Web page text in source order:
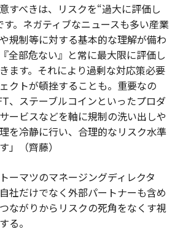
すべきは、リスクを“過大に評価し
。ネガティブなニュースも多い産業
規制等に対する基本的な理解が備わ
全部危ない』と常に最大限に評価し
ます。それにより過剰な対応策必要
クトが頓挫することも。重要なの
、ステーブルコインといったプロダ
ービスなどを軸に規制の洗い出しや
を冷静に行い、合理的なリスク水準
」（齊藤）
ーマツのマネージングディレクタ
社だけでなく外部パートナーも含め
ながりからリスクの死角をなくす視
る。